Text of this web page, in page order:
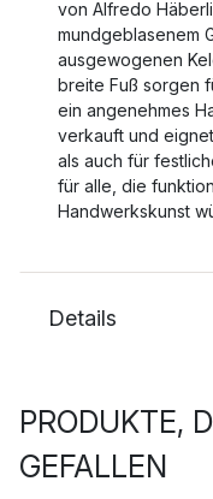
von Alfredo
mundgeblasenem
ausgewogenen
breite Fuß sorgen
ein angenehmes
verkauft und
als auch für
für alle, die
Handwerkskunst
Details
PRODUKTE,
GEFALLEN